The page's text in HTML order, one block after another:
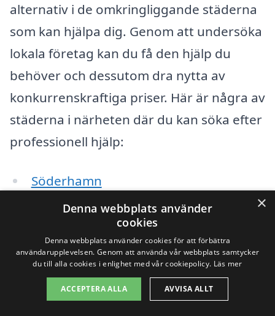
alternativ i de omkringliggande städerna
som kan hjälpa dig. Genom att undersöka
lokala företag kan du få den hjälp du
behöver och dessutom dra nytta av
konkurrenskraftiga priser. Här är några av
städerna i närheten där du kan söka efter
professionell hjälp:
Söderhamn
Nogersund
Delsbo
Björkberg
Ljusne
×
Denna webbplats använder
cookies
Denna webbplats använder cookies för att förbättra
användarupplevelsen. Genom att använda vår webbplats samtycker
du till alla cookies i enlighet med vår cookiepolicy. Läs mer
ACCEPTERA ALLA AVVISA ALLT